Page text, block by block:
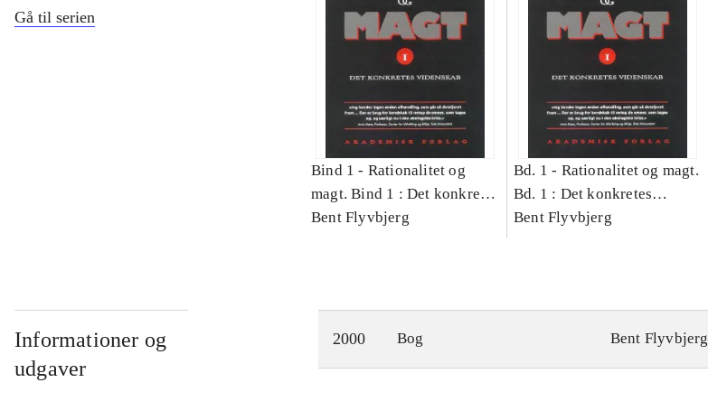
Gå til serien
Bind 1 - Rationalitet og
magt. Bind 1 : Det konkretes
videnskab
Bent Flyvbjerg
Bd. 1 - Rationalitet og magt.
Bd. 1 : Det konkretes
videnskab
Bent Flyvbjerg
Informationer og
udgaver
2000 Bog Bent Flyvbjerg